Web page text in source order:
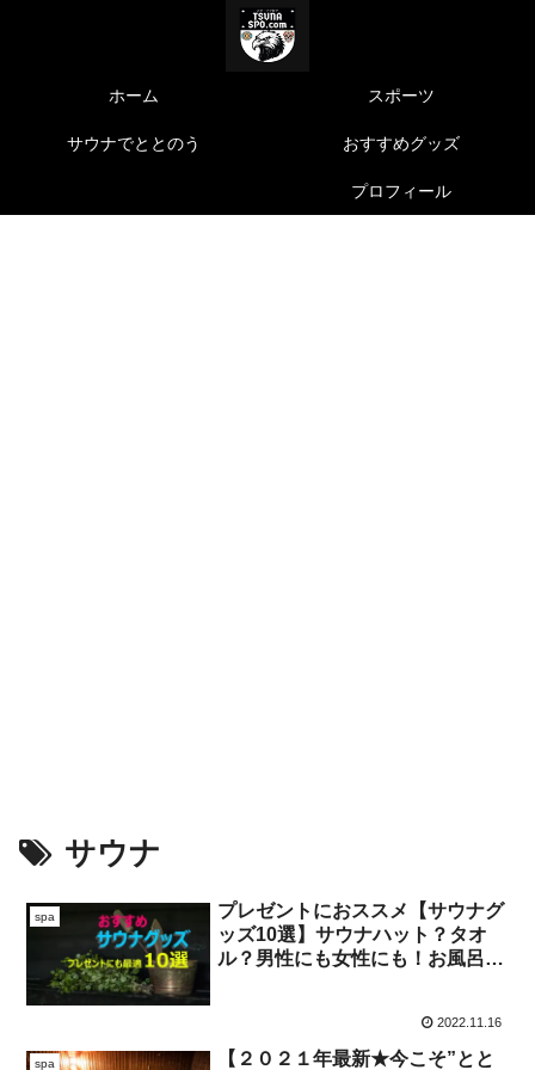
ホーム スポーツ
サウナでととのう おすすめグッズ
プロフィール
サウナ
spa
プレゼントにおススメ【サウナグ
ッズ10選】サウナハット？タオ
ル？男性にも女性にも！お風呂好
2022.11.16
spa 【２０２１年最新★今こそ”とと